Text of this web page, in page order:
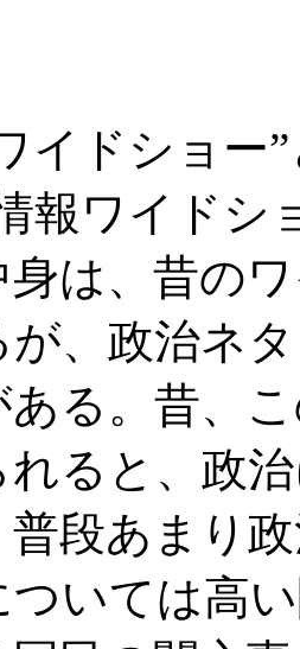
イドショー
報ワイドシ
身は、昔の
が、政治ネ
る。昔、
ると、政
普段あまり
ついては高